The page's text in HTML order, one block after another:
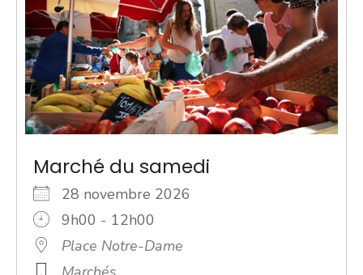
Marché du samedi
28 novembre 2026
9h00 - 12h00
Place Notre-Dame